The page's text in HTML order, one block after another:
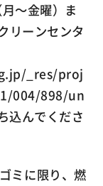
～金曜）ま
リーンセンタ
_res/proj
004/898/un
込んでくださ
ミに限り、燃